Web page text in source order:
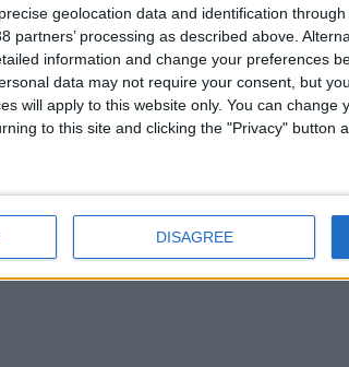
geolocation data and identification
partners’ processing as described above.
information and change your preferences
data may not require your consent, but
will apply to this website only. You can
to this site and clicking the "Privacy" button
DISAGREE